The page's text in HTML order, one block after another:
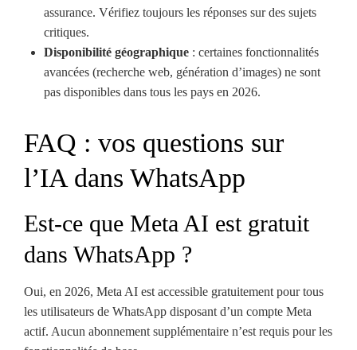
assurance. Vérifiez toujours les réponses sur des sujets
critiques.
Disponibilité géographique : certaines fonctionnalités
avancées (recherche web, génération d’images) ne sont
pas disponibles dans tous les pays en 2026.
FAQ : vos questions sur
l’IA dans WhatsApp
Est-ce que Meta AI est gratuit
dans WhatsApp ?
Oui, en 2026, Meta AI est accessible gratuitement pour tous
les utilisateurs de WhatsApp disposant d’un compte Meta
actif. Aucun abonnement supplémentaire n’est requis pour les